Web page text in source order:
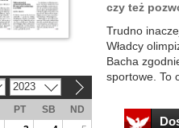
czy też
Trudno
Władcy
Bacha
sportowe. To
2023
PT SB
ND